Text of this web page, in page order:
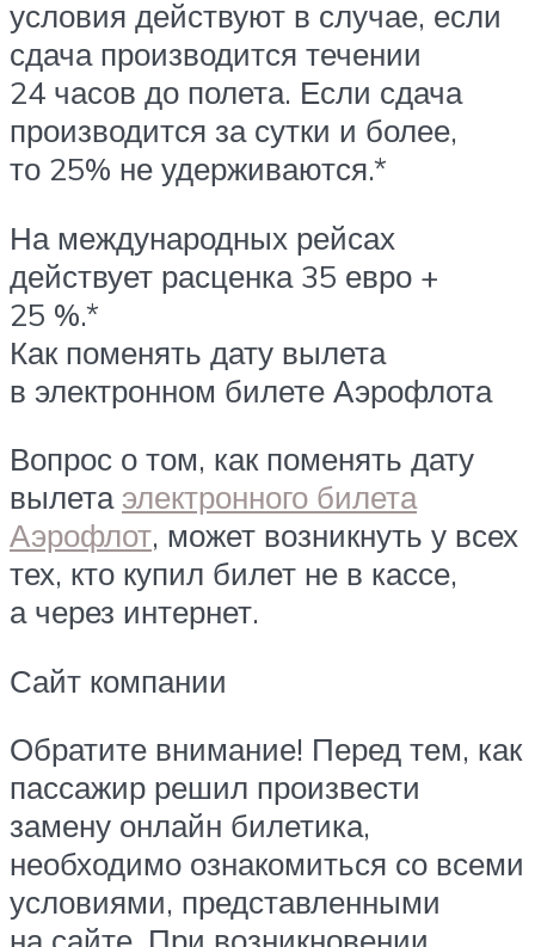
условия действуют в случае, если
сдача производится течении
24 часов до полета. Если сдача
производится за сутки и более,
то 25% не удерживаются.*
На международных рейсах
действует расценка 35 евро +
25 %.*
Как поменять дату вылета
в электронном билете Аэрофлота
Вопрос о том, как поменять дату
вылета электронного билета
Аэрофлот, может возникнуть у всех
тех, кто купил билет не в кассе,
а через интернет.
Сайт компании
Обратите внимание! Перед тем, как
пассажир решил произвести
замену онлайн билетика,
необходимо ознакомиться со всеми
условиями, представленными